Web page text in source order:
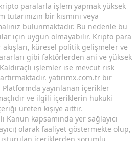
paralarla işlem yapmak yüksek
tutarınızın bir kısmını veya
bulunmaktadır. Bu nedenle bu
için uygun olmayabilir. Kripto para
küresel politik gelişmeler ve
gibi faktörlerden ani ve yüksek
işlemler ise mevcut risk
yatirimx.com.tr bir
Platformda yayınlanan içerikler
ve ilgili içeriklerin hukuki
üreten kişiye aittir.
Kanun kapsamında yer sağlayıcı
olarak faaliyet göstermekte olup,
içeriklerden sorumlu